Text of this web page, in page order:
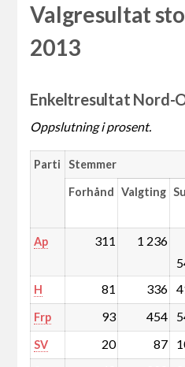
Valgresultat
2013
Enkeltresultat Nord-
Oppslutning i prosent.
Parti Stemmer
Forhånd Valgting
Ap 311 1 236
H 81 336
Frp 93 454
SV 20 87